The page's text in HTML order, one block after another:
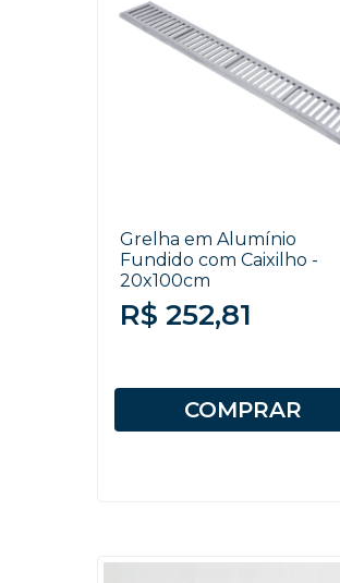
Grelha em Alumínio
Fundido com Caixilho -
20x100cm
R$ 252,81
COMPRAR